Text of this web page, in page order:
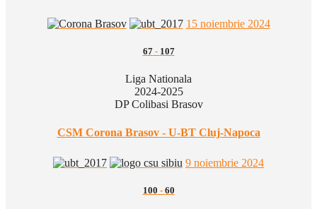
15 noiembrie 2024
67- 107
Liga Nationala
2024-2025
DP Colibasi Brasov
CSM Corona Brasov - U-BT Cluj-Napoca
9 noiembrie 2024
100 - 60